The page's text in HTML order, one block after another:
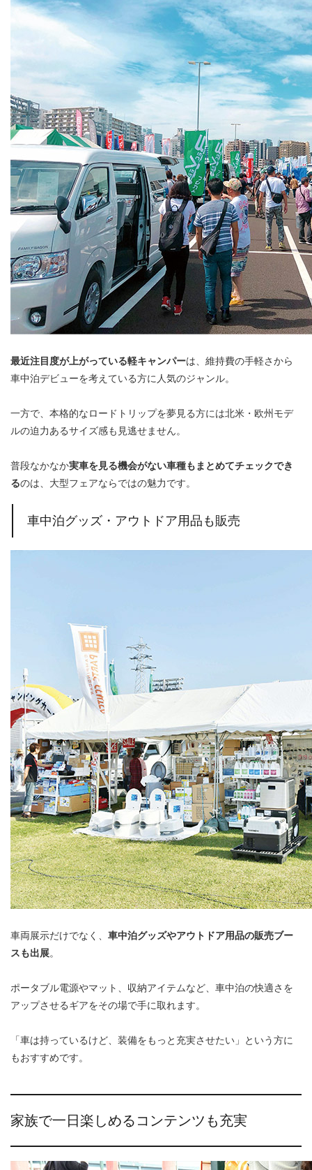
最近注目度が上がっている軽キャンパーは、維持費の手軽さから
車中泊デビューを考えている方に人気のジャンル。
一方で、本格的なロードトリップを夢見る方には北米・欧州モデ
ルの迫力あるサイズ感も見逃せません。
普段なかなか実車を見る機会がない車種もまとめてチェックでき
るのは、大型フェアならではの魅力です。
車中泊グッズ・アウトドア用品も販売
車両展示だけでなく、 車中泊グッズやアウトドア用品の販売ブー
スも出展。
ポータブル電源やマット、収納アイテムなど、車中泊の快適さを
アップさせるギアをその場で手に取れます。
「車は持っているけど、装備をもっと充実させたい」という方に
もおすすめです。
家族で一日楽しめるコンテンツも充実